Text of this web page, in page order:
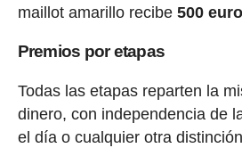
maillot amarillo recibe500
Premios por etapas
Todas las etapas reparten la
dinero, con independencia de
el día o cualquier otra